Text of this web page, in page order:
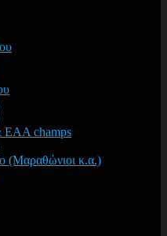
EAA champs
(Μαραθώνιοι κ.α.)